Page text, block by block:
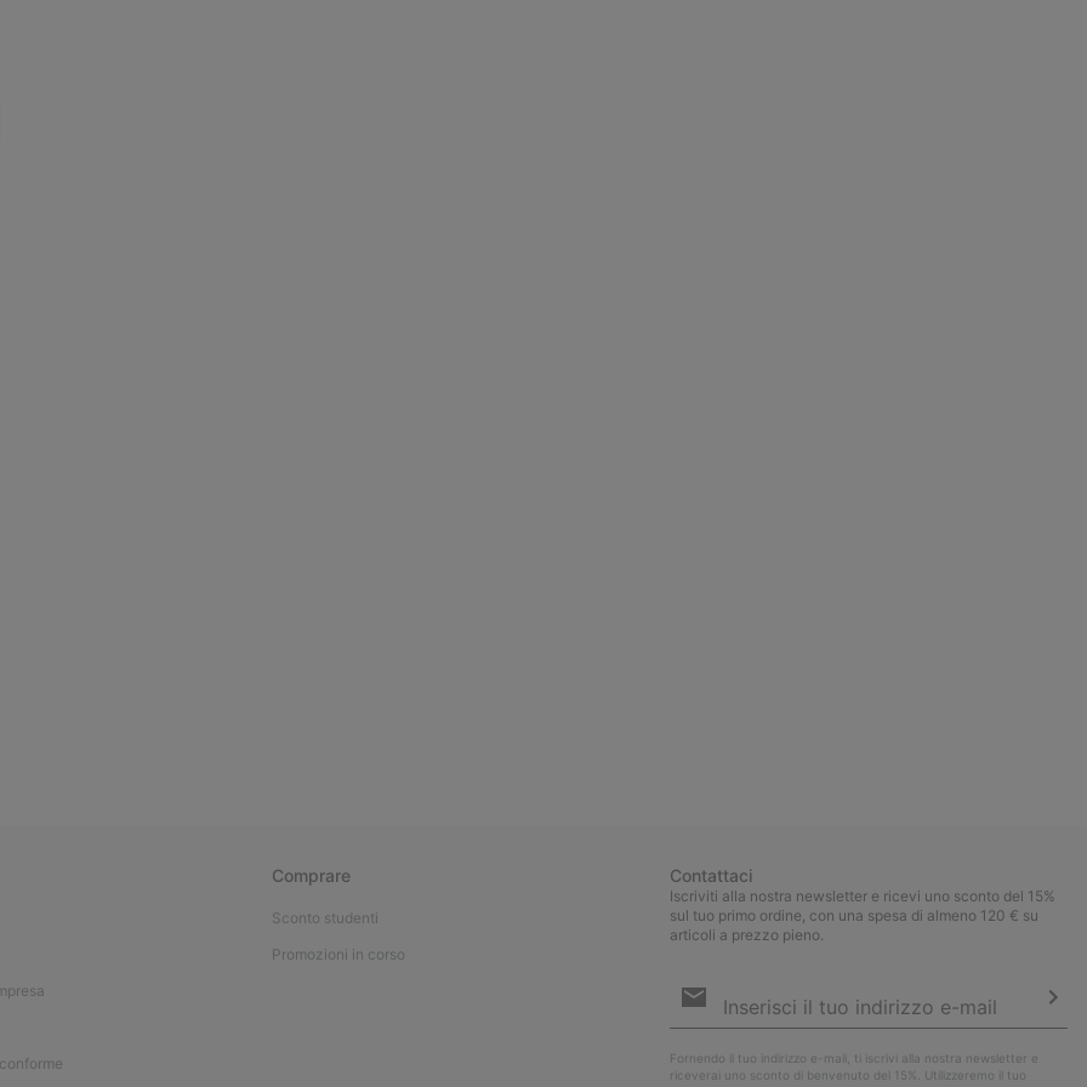
Comprare
Sconto studenti
Promozioni in corso
Contattaci
Iscriviti alla nostra newsletter e ricevi uno sconto del 15%
sul tuo primo ordine, con una spesa di almeno 120 € su
articoli a prezzo pieno.
e-
Fornendo il tuo indirizzo e-mail, ti iscrivi alla nostra newsletter e
riceverai uno sconto di benvenuto del 15%. Utilizzeremo il tuo